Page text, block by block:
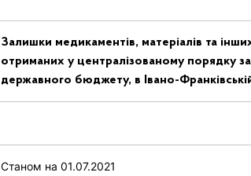
Залишки медикаментів, матеріалів та
отриманих у централізованому порядку
державного бюджету, в Івано-
Станом на 01.07.2021